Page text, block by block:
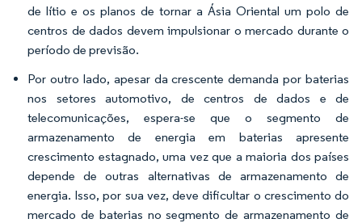
de lítio e os planos de tornar a Ásia Oriental um polo de
centros de dados devem impulsionar o mercado durante o
período de previsão.
Por outro lado, apesar da crescente demanda por baterias
nos setores automotivo, de centros de dados e de
telecomunicações, espera-se que o segmento de
armazenamento de energia em baterias apresente
crescimento estagnado, uma vez que a maioria dos países
depende de outras alternativas de armazenamento de
energia. Isso, por sua vez, deve dificultar o crescimento do
mercado de baterias no segmento de armazenamento de